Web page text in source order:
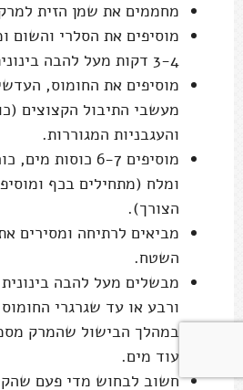
מוסיפים 6-7 כוסות
ומלח (מתחילים בכף
הצורך).
מביאים לרתיחה ומסירים
השטח.
מבשלים מעל להבה
ורבע או עד שגרגרי
במהלך הבישול שהמרק
עוד מים.
חשוב לבחוש מדי פעם
לתחתית.
אם מכינים בסיר לחץ:
אוטמים את הסיר עם המכסה
25 דקות. משחררים את
ההוראות.